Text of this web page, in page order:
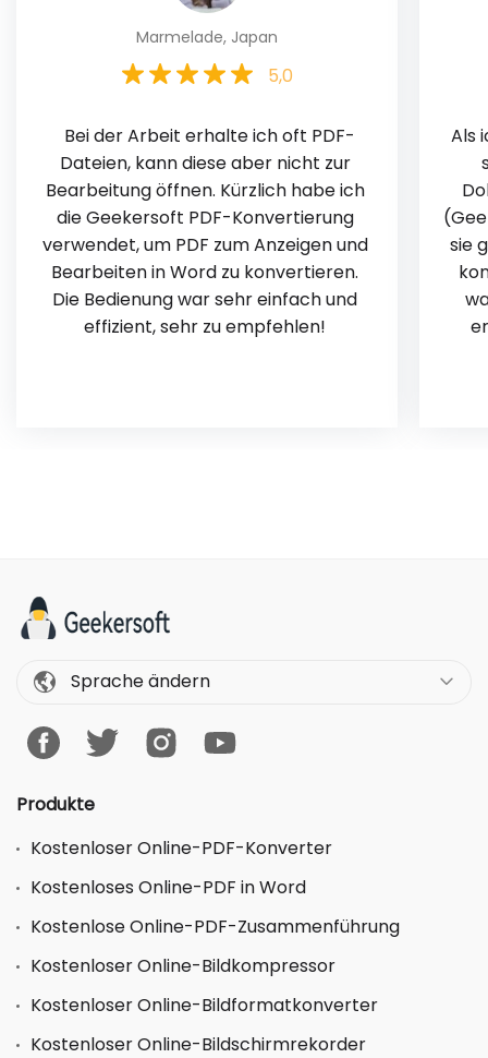
Marmelade, Japan
5,0
Dateien, kann diese aber nicht zur
Bearbeitung öffnen. Kürzlich habe ich
die Geekersoft PDF-Konvertierung
verwendet, um PDF zum Anzeigen und
Bearbeiten in Word zu konvertieren.
Die Bedienung war sehr einfach und
effizient, sehr zu empfehlen!
sie
Sprache ändern
Produkte
Kostenloser Online-PDF-Konverter
Kostenloses Online-PDF in Word
Kostenlose Online-PDF-Zusammenführung
Kostenloser Online-Bildkompressor
Kostenloser Online-Bildformatkonverter
Kostenloser Online-Bildschirmrekorder